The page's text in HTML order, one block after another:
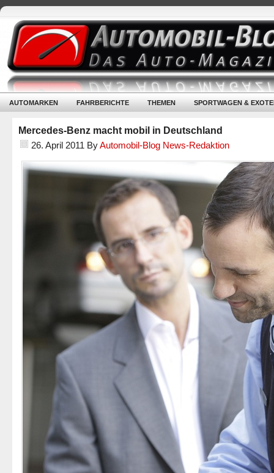
AUTOMARKEN FAHRBERICHTE THEMEN SPORTWAGEN &
Mercedes-Benz macht mobil in Deutschland
26. April 2011 ByAutomobil-Blog News-Redaktion